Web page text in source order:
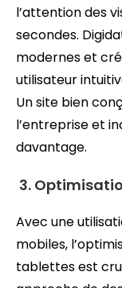
l’attention des
secondes.
modernes et
utilisateur
Un site bien
l’entreprise et
davantage.
3.
Avec une
mobiles,
tablettes est